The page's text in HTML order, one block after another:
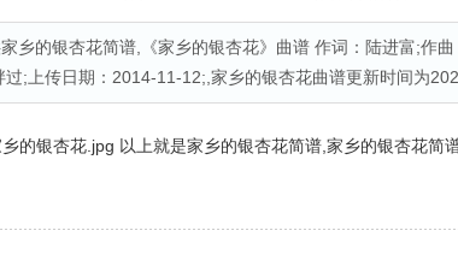
乡的银杏花简谱,《家乡的银杏花》曲谱 作词：陆进富;作
过;上传日期：2014-11-12;,家乡的银杏花曲谱更新时间为
以上就是家乡的银杏花简谱,家乡的银杏花简